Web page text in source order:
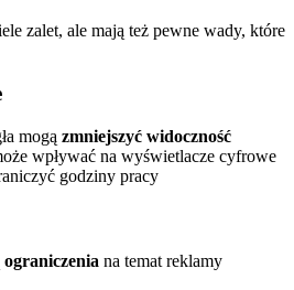
zalet, ale mają też pewne wady, które
mogą zmniejszyć widoczność
wpływać na wyświetlacze cyfrowe
godziny pracy
ograniczenia na temat reklamy